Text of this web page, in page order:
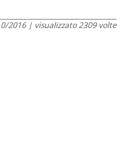
2016 | visualizzato 2309 volte